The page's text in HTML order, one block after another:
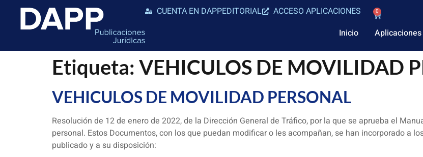
CUENTA EN DAPPEDITORIAL ACCESO APLICACIONES 0
Inicio Aplicaciones
Etiqueta: VEHICULOS DE MOVILIDAD
VEHICULOS DE MOVILIDAD PERSONAL
Resolución de 12 de enero de 2022, de la Dirección General de Tráfico, por la que se aprueba el
personal. Estos Documentos, con los que puedan modificar o les acompañan, se han incorporado a
publicado y a su disposición: